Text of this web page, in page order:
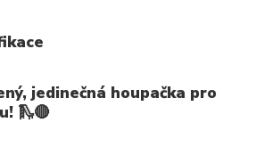
jedinečná houpačka pro
🛝🔴